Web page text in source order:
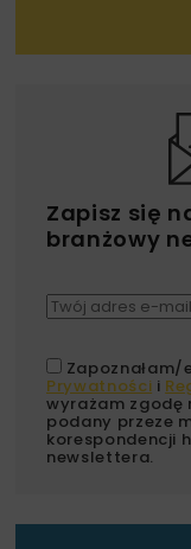
Zapisz się
branżowy
Zapoznałam/
Prywatności i
wyrażam zgodę
podany przeze
korespondencji
newslettera.